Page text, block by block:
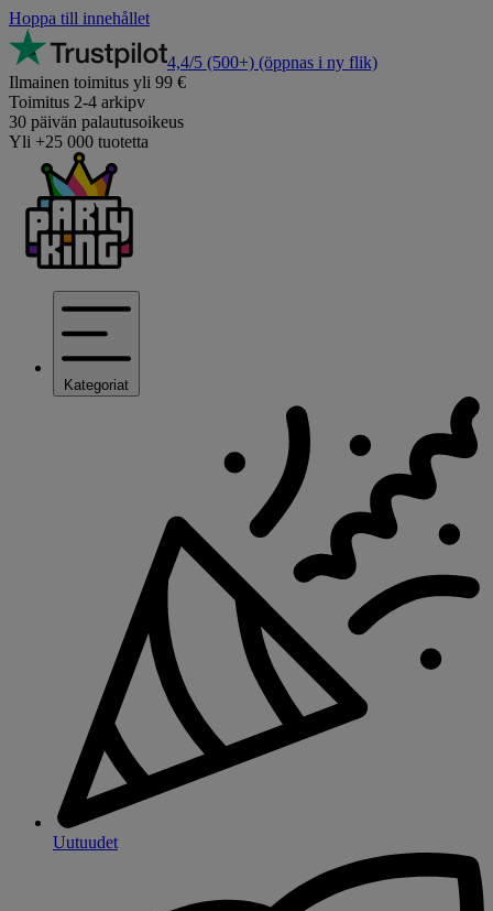
Hoppa till innehållet
4,4/5 (500+) (öppnas i ny flik)
Ilmainen toimitus yli 99 €
Toimitus 2-4 arkipv
30 päivän palautusoikeus
Yli +25 000 tuotetta
Kategoriat
Uutuudet